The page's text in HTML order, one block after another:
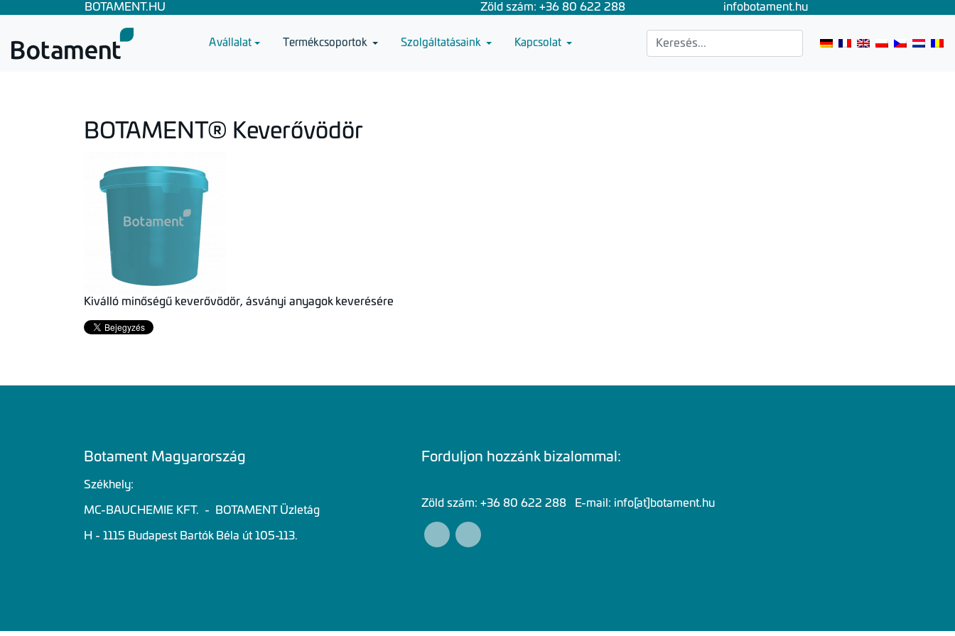
BOTAMENT.HU Zöld szám: +36 80 622 288 infobotament.hu
A vállalat Termékcsoportok Szolgáltatásaink Kapcsolat
BOTAMENT® Keverővödör
Kiválló minőségű keverővödör, ásványi anyagok keverésére
Botament Magyarország
Székhely:
MC-BAUCHEMIE KFT. - BOTAMENT Üzletág
H - 1115 Budapest Bartók Béla út 105-113.
Forduljon hozzánk bizalommal:
Zöld szám: +36 80 622 288 E-mail: info[at]botament.hu